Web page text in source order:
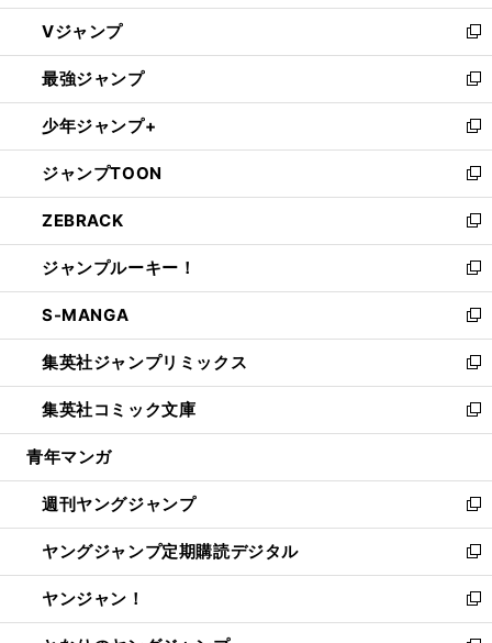
ウ
ィ
ン
ド
ウ
で
開
く
し
い
ウ
ィ
ン
ド
ウ
で
開
く
Vジャンプ
新
し
い
ウ
ィ
ン
ド
ウ
で
開
く
最強ジャンプ
新
し
い
ウ
ィ
ン
ド
ウ
で
開
く
少年ジャンプ+
新
し
い
ウ
ィ
ン
ド
ウ
で
開
く
ジャンプTOON
新
し
い
ウ
ィ
ン
ド
ウ
で
開
く
ZEBRACK
新
し
い
ウ
ィ
ン
ド
ウ
で
開
ジャンプルーキー！
新
し
い
ウ
ィ
ン
ド
ウ
開
く
S-MANGA
新
し
い
ウ
ィ
ン
ウ
で
開
く
集英社ジャンプリミックス
新
し
い
ウ
ン
ド
ウ
で
開
く
集英社コミック文庫
新
し
ウ
ィ
ン
ド
ウ
で
開
青年マンガ
週刊ヤングジャンプ
新
し
い
ウ
ィ
ン
ヤングジャンプ定期購読デジタル
新
し
い
ウ
ヤンジャン！
新
し